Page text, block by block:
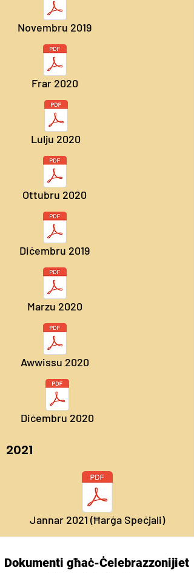
Novembru 2019
Frar 2020
Lulju 2020
Ottubru 2020
Diċembru 2019
Marzu 2020
Awwissu 2020
Diċembru 2020
2021
Jannar 2021 (Ħarġa Speċjali)
Dokumenti għaċ-Ċelebrazzonijiet